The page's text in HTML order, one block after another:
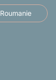
Roumanie